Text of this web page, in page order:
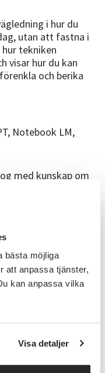
bästa möjliga
att anpassa tjänster,
kan anpassa vilka
Visa detaljer
i hur du
utan att fastna i
tekniken
visar hur du kan
och berika
Notebook LM,
med kunskap om
gå den här
(såsom att surfa
riktar sig till
känner sig
som vill lära
surfplatta eller